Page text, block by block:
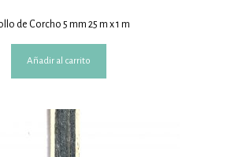
de Corcho 5 mm 25 m x 1 m
Añadir al carrito